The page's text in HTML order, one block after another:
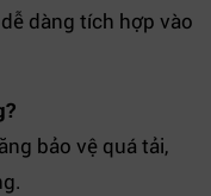
dàng tích hợp vào
bảo vệ quá tải,